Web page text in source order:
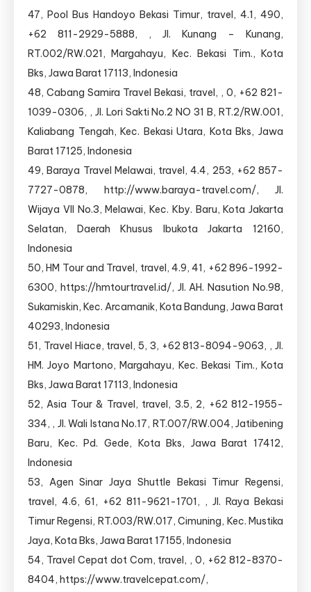
47, Pool Bus Handoyo Bekasi Timur, travel, 4.1, 490,
+62 811-2929-5888, , Jl. Kunang – Kunang,
RT.002/RW.021, Margahayu, Kec. Bekasi Tim., Kota
Bks, Jawa Barat 17113, Indonesia
48, Cabang Samira Travel Bekasi, travel, , 0, +62 821-
1039-0306, , Jl. Lori Sakti No.2 NO 31 B, RT.2/RW.001,
Kaliabang Tengah, Kec. Bekasi Utara, Kota Bks, Jawa
Barat 17125, Indonesia
49, Baraya Travel Melawai, travel, 4.4, 253, +62 857-
7727-0878, http://www.baraya-travel.com/, Jl.
Wijaya VII No.3, Melawai, Kec. Kby. Baru, Kota Jakarta
Selatan, Daerah Khusus Ibukota Jakarta 12160,
Indonesia
50, HM Tour and Travel, travel, 4.9, 41, +62 896-1992-
6300, https://hmtourtravel.id/, Jl. AH. Nasution No.98,
Sukamiskin, Kec. Arcamanik, Kota Bandung, Jawa Barat
40293, Indonesia
51, Travel Hiace, travel, 5, 3, +62 813-8094-9063, , Jl.
HM. Joyo Martono, Margahayu, Kec. Bekasi Tim., Kota
Bks, Jawa Barat 17113, Indonesia
52, Asia Tour & Travel, travel, 3.5, 2, +62 812-1955-
334, , Jl. Wali Istana No.17, RT.007/RW.004, Jatibening
Baru, Kec. Pd. Gede, Kota Bks, Jawa Barat 17412,
Indonesia
53, Agen Sinar Jaya Shuttle Bekasi Timur Regensi,
travel, 4.6, 61, +62 811-9621-1701, , Jl. Raya Bekasi
Timur Regensi, RT.003/RW.017, Cimuning, Kec. Mustika
Jaya, Kota Bks, Jawa Barat 17155, Indonesia
54, Travel Cepat dot Com, travel, , 0, +62 812-8370-
8404, https://www.travelcepat.com/,